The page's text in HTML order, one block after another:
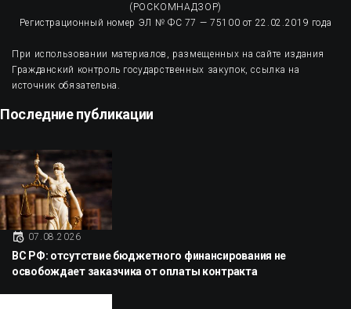
(РОСКОМНАДЗОР)
Регистрационный номер ЭЛ № ФС 77 — 75100 от 22.02.2019 года
При использовании материалов, размещенных на сайте издания
Гражданский контроль государственных закупок, ссылка на
источник обязательна.
Последние публикации
07.08.2026
ВС РФ: отсутствие бюджетного финансирования не
освобождает заказчика от оплаты контракта